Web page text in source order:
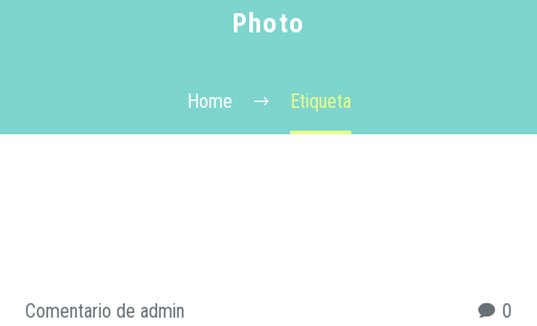
Photo
Home Etiqueta
0
Comentario de admin